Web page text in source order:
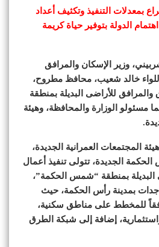
بمعدلات التنفيذ وتكثيف أعداد
الدولة بتوفير حياة كريمة
وزير الإسكان والمرافق
خالد شعيب، محافظ مطروح،
للأراضى البديلة بمنطقة
الوزارة والمحافظة، وهيئة
المجتمعات العمرانية الجديدة،
الجديدة، تتولى تنفيذ أعمال
البديلة بمنطقة “شمس الحكمة”،
بمدينة رأس الحكمة، حيث
للمخطط على مناطق سكنية،
إضافة إلى شبكة الطرق